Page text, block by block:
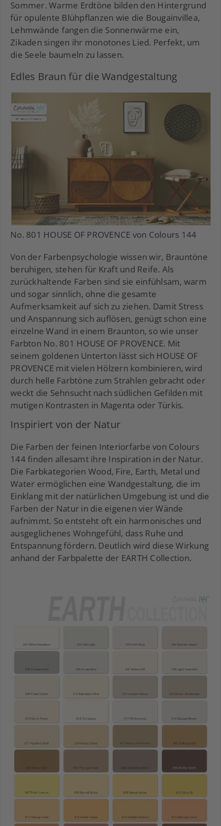
Sommer. Warme Erdtöne bilden den Hintergrund
für opulente Blühpflanzen wie die Bougainvillea,
Lehmwände fangen die Sonnenwärme ein,
Zikaden singen ihr monotones Lied. Perfekt, um
die Seele baumeln zu lassen.
Edles Braun für die Wandgestaltung
No. 801 HOUSE OF PROVENCE von Colours 144
Von der Farbenpsychologie wissen wir, Brauntöne
beruhigen, stehen für Kraft und Reife. Als
zurückhaltende Farben sind sie einfühlsam, warm
und sogar sinnlich, ohne die gesamte
Aufmerksamkeit auf sich zu ziehen. Damit Stress
und Anspannung sich auflösen, genügt schon eine
einzelne Wand in einem Braunton, so wie unser
Farbton No. 801 HOUSE OF PROVENCE. Mit
seinem goldenen Unterton lässt sich HOUSE OF
PROVENCE mit vielen Hölzern kombinieren, wird
durch helle Farbtöne zum Strahlen gebracht oder
weckt die Sehnsucht nach südlichen Gefilden mit
mutigen Kontrasten in Magenta oder Türkis.
Inspiriert von der Natur
Die Farben der feinen Interiorfarbe von Colours
144 finden allesamt ihre Inspiration in der Natur.
Die Farbkategorien Wood, Fire, Earth, Metal und
Water ermöglichen eine Wandgestaltung, die im
Einklang mit der natürlichen Umgebung ist und die
Farben der Natur in die eigenen vier Wände
aufnimmt. So entsteht oft ein harmonisches und
ausgeglichenes Wohngefühl, dass Ruhe und
Entspannung fördern. Deutlich wird diese Wirkung
anhand der Farbpalette der EARTH Collection.